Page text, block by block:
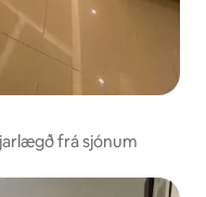
frá sjónum